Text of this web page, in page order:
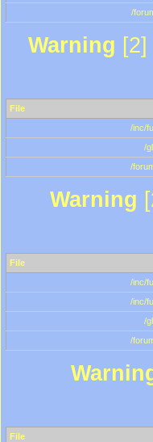
/
Warning
File
/inc/
/
/
Warning
File
/inc/
/inc/
/
/
File